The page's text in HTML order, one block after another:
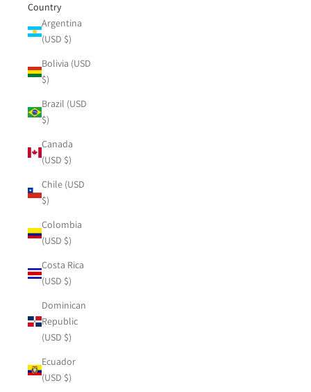
Country
Argentina
(USD $)
Bolivia (USD
$)
Brazil (USD
$)
Canada
(USD $)
Chile (USD
$)
Colombia
(USD $)
Costa Rica
(USD $)
Dominican
Republic
(USD $)
Ecuador
(USD $)